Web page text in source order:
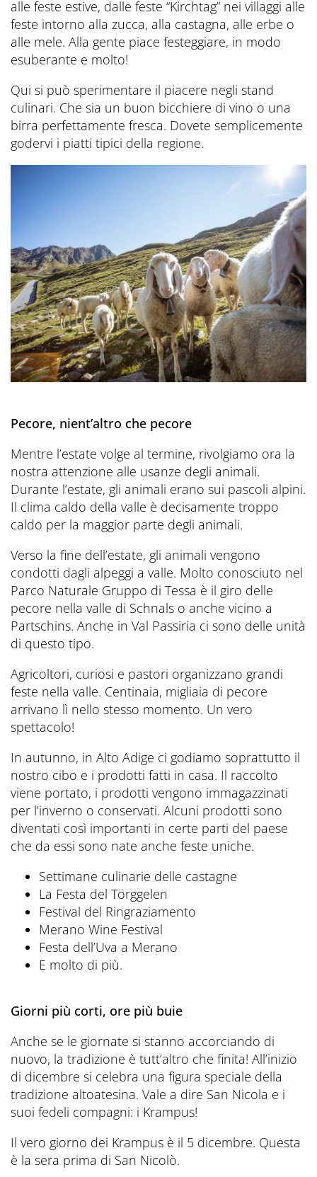
alle feste estive, dalle feste “Kirchtag” nei villaggi alle
feste intorno alla zucca, alla castagna, alle erbe o
alle mele. Alla gente piace festeggiare, in modo
esuberante e molto!
Qui si può sperimentare il piacere negli stand
culinari. Che sia un buon bicchiere di vino o una
birra perfettamente fresca. Dovete semplicemente
godervi i piatti tipici della regione.
Pecore, nient’altro che pecore
Mentre l’estate volge al termine, rivolgiamo ora la
nostra attenzione alle usanze degli animali.
Durante l’estate, gli animali erano sui pascoli alpini.
Il clima caldo della valle è decisamente troppo
caldo per la maggior parte degli animali.
Verso la fine dell’estate, gli animali vengono
condotti dagli alpeggi a valle. Molto conosciuto nel
Parco Naturale Gruppo di Tessa è il giro delle
pecore nella valle di Schnals o anche vicino a
Partschins. Anche in Val Passiria ci sono delle unità
di questo tipo.
Agricoltori, curiosi e pastori organizzano grandi
feste nella valle. Centinaia, migliaia di pecore
arrivano lì nello stesso momento. Un vero
spettacolo!
In autunno, in Alto Adige ci godiamo soprattutto il
nostro cibo e i prodotti fatti in casa. Il raccolto
viene portato, i prodotti vengono immagazzinati
per l’inverno o conservati. Alcuni prodotti sono
diventati così importanti in certe parti del paese
che da essi sono nate anche feste uniche.
Settimane culinarie delle castagne
La Festa del Törggelen
Festival del Ringraziamento
Merano Wine Festival
Festa dell’Uva a Merano
E molto di più.
Giorni più corti, ore più buie
Anche se le giornate si stanno accorciando di
nuovo, la tradizione è tutt’altro che finita! All’inizio
di dicembre si celebra una figura speciale della
tradizione altoatesina. Vale a dire San Nicola e i
suoi fedeli compagni: i Krampus!
Il vero giorno dei Krampus è il 5 dicembre. Questa
è la sera prima di San Nicolò.